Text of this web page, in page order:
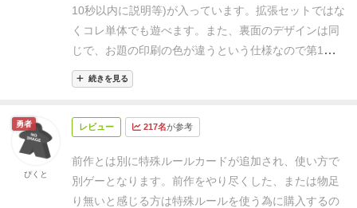
10秒以内に説明等)が入っています。拡張セットではな
くコレ単体でも遊べます。
また、裏面のデザインは同
じで、お題の印刷の色が違うという仕様なので第1弾
と混ぜてもOKです。
に紹介したら、クラスのお楽しみ会はもちろん、職員
続きを見る
レビュー 217名が参考
前作とは別に特殊ルールカードが追加され、使い方で
別ゲーとなります。 前作をやり尽くした、または物足
り無いと感じる方は特殊ルールを使う為に購入するの
勇者
ぴくと